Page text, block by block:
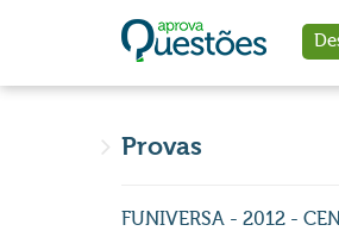
Provas
FUNIVERSA - 2012 -